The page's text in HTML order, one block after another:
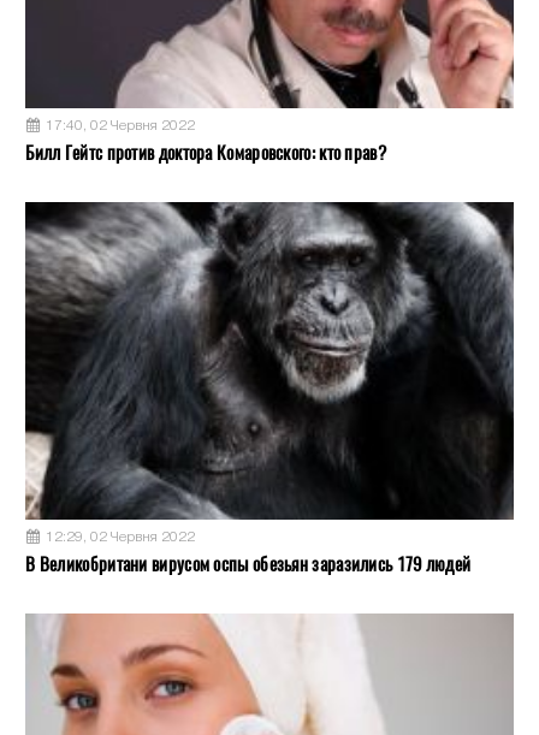
17:40, 02 Червня 2022
Билл Гейтс против доктора Комаровского: кто прав?
12:29, 02 Червня 2022
В Великобритани вирусом оспы обезьян заразились 179 людей